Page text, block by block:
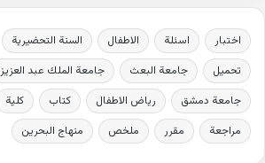
اختبار اسئلة الاطفال السنة التحضيرية
تحميل
جامعة البعث جامعة الملك عبد العزيز
جامعة دمشق
رياض الاطفال كتاب كلية
مراجعة
مقرر ملخص منهاج البحرين